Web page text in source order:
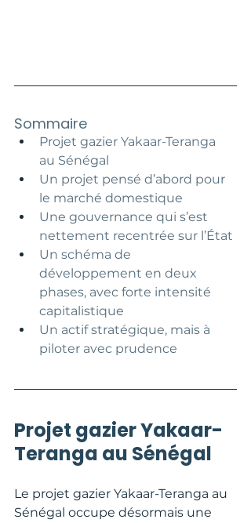
Sommaire
Projet gazier Yakaar-Teranga
au Sénégal
Un projet pensé d’abord pour
le marché domestique
Une gouvernance qui s’est
nettement recentrée sur l’État
Un schéma de
développement en deux
phases, avec forte intensité
capitalistique
Un actif stratégique, mais à
piloter avec prudence
Projet gazier Yakaar-
Teranga au Sénégal
Le projet gazier Yakaar-Teranga au
Sénégal occupe désormais une